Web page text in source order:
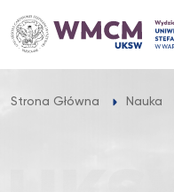
do
treści
Strona Główna Nauka